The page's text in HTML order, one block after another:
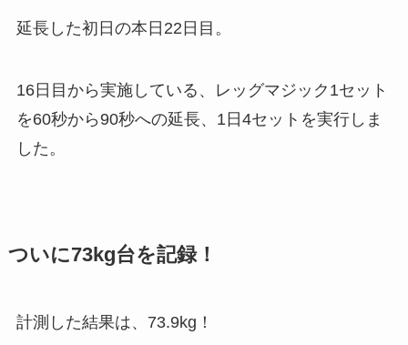
延長した初日の本日22日目。
16日目から実施している、レッグマジック1セット
を60秒から90秒への延長、1日4セットを実行しま
した。
ついに73kg台を記録！
計測した結果は、73.9kg！